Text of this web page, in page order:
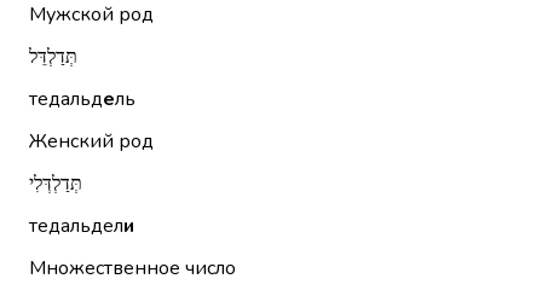
Мужской род
תְּדַלְדֵּל
тедальдель
Женский род
תְּדַלְדְּלִי
тедальдели
Множественное число